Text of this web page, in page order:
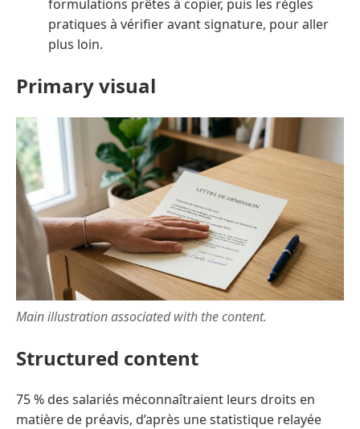
formulations prêtes à copier, puis les règles
pratiques à vérifier avant signature, pour aller
plus loin.
Primary visual
Main illustration associated with the content.
Structured content
75 % des salariés méconnaîtraient leurs droits en
matière de préavis, d’après une statistique relayée